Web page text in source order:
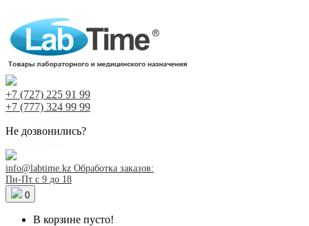
+7 (727) 225 91 99
+7 (777) 324 99 99
Не дозвонились?
info@labtime.kz Обработка заказов:
Пн-Пт с 9 до 18
0
В корзине пусто!